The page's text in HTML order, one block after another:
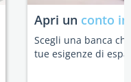
Apri un conto
Scegli una banca
tue esigenze di